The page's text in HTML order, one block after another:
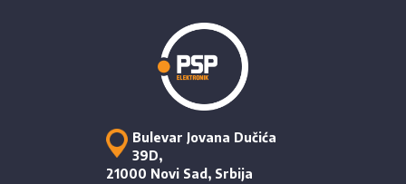
Bulevar Jovana Dučića
39D,
21000 Novi Sad, Srbija